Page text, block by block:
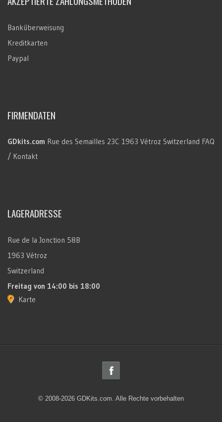
Banküberweisung
Kreditkarten
Paypal
FIRMENDATEN
GDkits.com Rue des Semailles 23C 1963 Vétroz Switzerland FAQ
/ Kontakt
LAGERADRESSE
Rue de la Jonction 58B
1963 Vétroz
Switzerland
Freitag von 14:00 bis 18:00
Karte
© 2008-2026 GDKits.com. Alle Rechte vorbehalten